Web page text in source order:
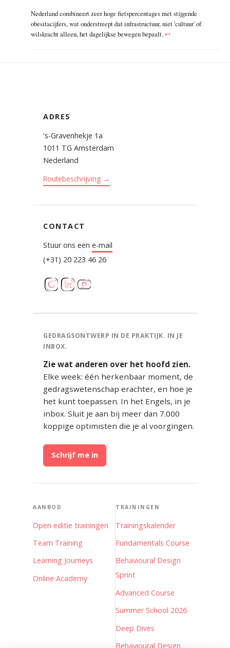
Nederland combineert zeer hoge fietspercentages met stijgende
obesitacijfers, wat onderstreept dat infrastructuur, niet 'cultuur' of
wilskracht alleen, het dagelijkse bewegen bepaalt.↩
ADRES
's-Gravenhekje 1a
1011 TG Amsterdam
Nederland
Routebeschrijving →
CONTACT
Stuur ons een e-mail
(+31) 20 223 46 26
GEDRAGSONTWERP IN DE PRAKTIJK. IN JE
INBOX.
Zie wat anderen over het hoofd zien.
Elke week: één herkenbaar moment, de
gedragswetenschap erachter, en hoe je
het kunt toepassen. In het Engels, in je
inbox. Sluit je aan bij meer dan 7.000
koppige optimisten die je al voorgingen.
Schrijf me in
AANBOD
Open editie trainingen
Team Training
Learning Journeys
Online Academy
TRAININGEN
Trainingskalender
Fundamentals Course
Behavioural Design
Sprint
Advanced Course
Summer School 2026
Deep Dives
Behavioural Design